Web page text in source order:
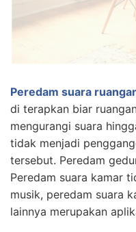
Peredam suara
di terapkan biar
mengurangi suara
tidak menjadi
tersebut. Peredam
Peredam suara kamar
musik, peredam suara
lainnya merupakan